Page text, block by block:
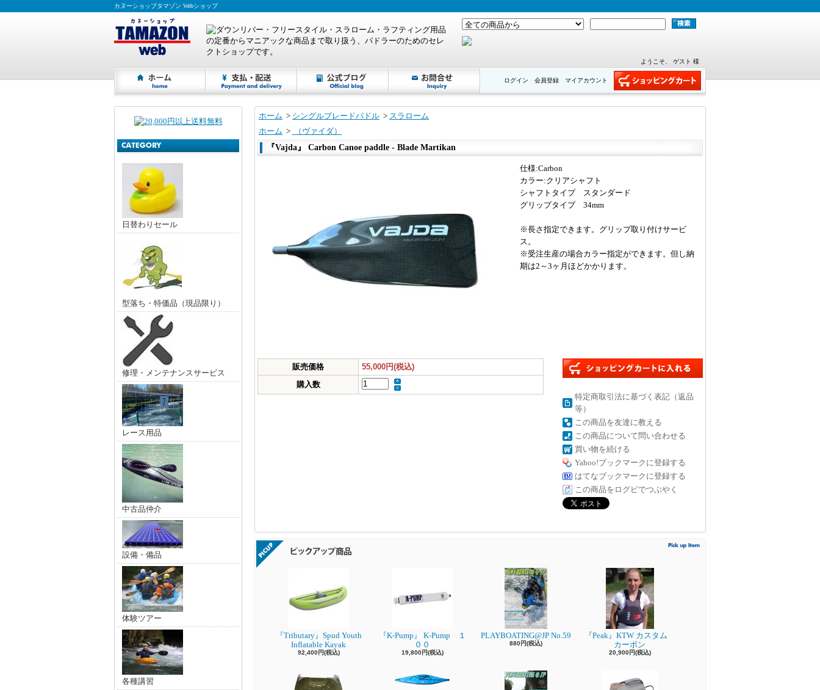
カヌーショップタマゾン Webショップ
ようこそ、 ゲスト 様
マイアカウント
会員登録
ログイン
日替わりセール
型落ち・特価品（現品限り）
修理・メンテナンスサービス
レース用品
中古品仲介
設備・備品
体験ツアー
各種講習
ホーム > シングルブレードパドル > スラローム
ホーム >
（ヴァイダ）
『Vajda』 Carbon Canoe paddle - Blade Martikan
仕様:Carbon
カラー:クリアシャフト
シャフトタイプ スタンダード
グリップタイプ 34mm
※長さ指定できます。グリップ取り付けサービ
ス。
※受注生産の場合カラー指定ができます。但し納
期は2～3ヶ月ほどかかります。
販売価格
55,000円(税込)
購入数
特定商取引法に基づく表記（返品
等）
この商品を友達に教える
この商品について問い合わせる
買い物を続ける
Yahoo!ブックマークに登録する
はてなブックマークに登録する
この商品をログピでつぶやく
『Tributary』Spud Youth
Inflatable Kayak
92,400円(税込)
『K-Pump』 K-Pump １
００
19,800円(税込)
PLAYBOATING@JP No.59
880円(税込)
『Peak』KTW カスタム
カーボン
20,900円(税込)